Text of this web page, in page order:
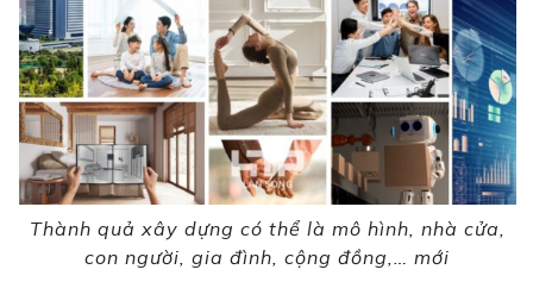
Thành quả xây dựng có thể là mô hình, nhà cửa,
con người, gia đình, cộng đồng,… mới